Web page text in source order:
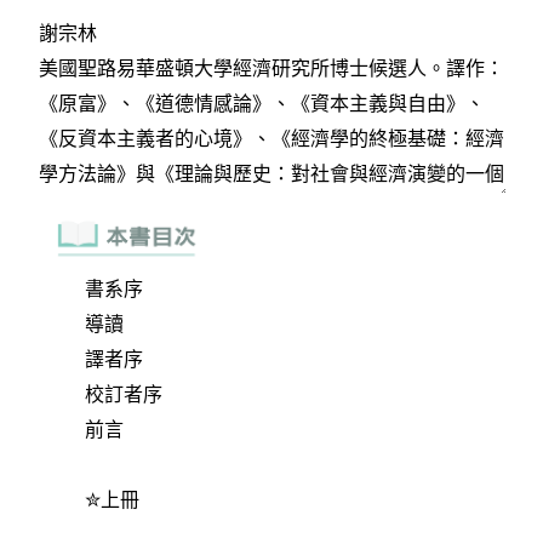
書系序
導讀
譯者序
校訂者序
前言
✮上冊